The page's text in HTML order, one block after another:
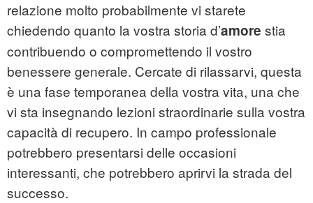
relazione molto probabilmente vi starete
chiedendo quanto la vostra storia d’amore stia
contribuendo o compromettendo il vostro
benessere generale. Cercate di rilassarvi, questa
è una fase temporanea della vostra vita, una che
vi sta insegnando lezioni straordinarie sulla vostra
capacità di recupero. In campo professionale
potrebbero presentarsi delle occasioni
interessanti, che potrebbero aprirvi la strada del
successo.